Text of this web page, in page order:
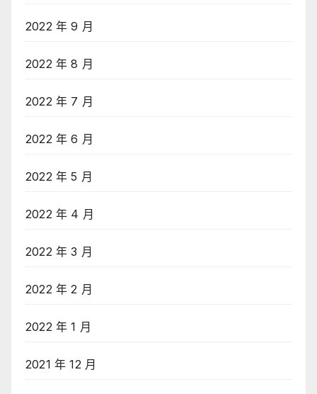
2022 年 9 月
2022 年 8 月
2022 年 7 月
2022 年 6 月
2022 年 5 月
2022 年 4 月
2022 年 3 月
2022 年 2 月
2022 年 1 月
2021 年 12 月